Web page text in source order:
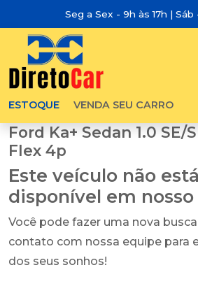
Seg a Sex - 9h às 17h | Sáb
ESTOQUE VENDA SEU CARRO
Ford Ka+ Sedan 1.0 SE/
Flex 4p
Este veículo não
disponível em
Você pode fazer uma nova
contato com nossa equipe para
dos seus sonhos!